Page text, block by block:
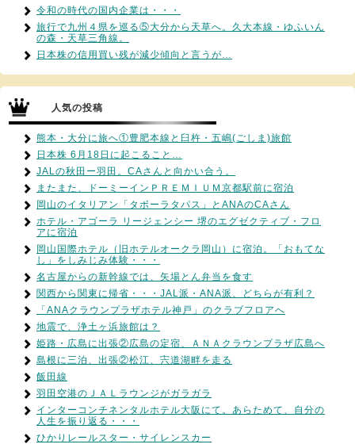
令和の時代の国内企業は・・・
旅行で九州４県を巡る⑤大分から天草へ。久大本線・ゆふいん
の森・天草三角線。
日本株の信用買い残が減少傾向と言うが…
人気の投稿
熊本・大分に旅へ①豊肥本線と臼杵・五嶋(ごしま)旅館
日本株 6月18日に起こること…
JALの秋田ー羽田。CAさんと向かい合う。
またまた、ドーミーインＰＲＥＭＩＵＭ京都駅前に宿泊
岡山のイタリアン「タボーラタパス」とANAのCAさん
ホテル・アゴーラ リージェンシー 堺のエグゼクティブ・フロ
アに宿泊
岡山国際ホテル（旧ホテルオークラ岡山）に宿泊。「おもてな
し」をしみじみ体験・・・
名古屋からの新幹線では、矢場とん弁当を食す
関西から関東に帰省・・・JAL派・ANA派、どちらが有利？
「ANAクラウンプラザホテル神戸」のクラブフロアへ
地震で、浄土ヶ浜旅館は？
姫路・広島に出張②広島の定宿、ＡＮＡクラウンプラザ広島へ
島根に三泊、出張②松江、宍道湖畔を走る
飯田線
羽田空港のＪＡＬラウンジがガラガラ
インターコンチネンタルホテル大阪にて。あらためて、自分の
人生を振り返る・・・
ひかりレールスター・サイレンスカー